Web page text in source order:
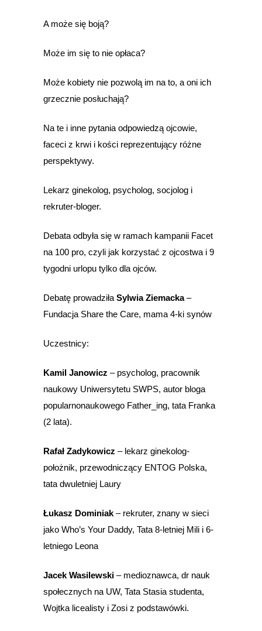
A może się boją?
Może im się to nie opłaca?
Może kobiety nie pozwolą im na to, a oni ich
grzecznie posłuchają?
Na te i inne pytania odpowiedzą ojcowie,
faceci z krwi i kości reprezentujący różne
perspektywy.
Lekarz ginekolog, psycholog, socjolog i
rekruter-bloger.
Debata odbyła się w ramach kampanii Facet
na 100 pro, czyli jak korzystać z ojcostwa i 9
tygodni urlopu tylko dla ojców.
Debatę prowadziła Sylwia Ziemacka–
Fundacja Share the Care, mama 4-ki synów
Uczestnicy:
Kamil Janowicz – psycholog, pracownik
naukowy Uniwersytetu SWPS, autor bloga
popularnonaukowego Father_ing, tata Franka
(2 lata).
Rafał Zadykowicz – lekarz ginekolog-
położnik, przewodniczący ENTOG Polska,
tata dwuletniej Laury
Łukasz Dominiak – rekruter, znany w sieci
jako Who’s Your Daddy, Tata 8-letniej Mili i 6-
letniego Leona
Jacek Wasilewski – medioznawca, dr nauk
społecznych na UW, Tata Stasia studenta,
Wojtka licealisty i Zosi z podstawówki.